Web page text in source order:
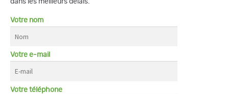
dans les meilleurs délais.
Votre nom
Votre e-mail
Votre téléphone